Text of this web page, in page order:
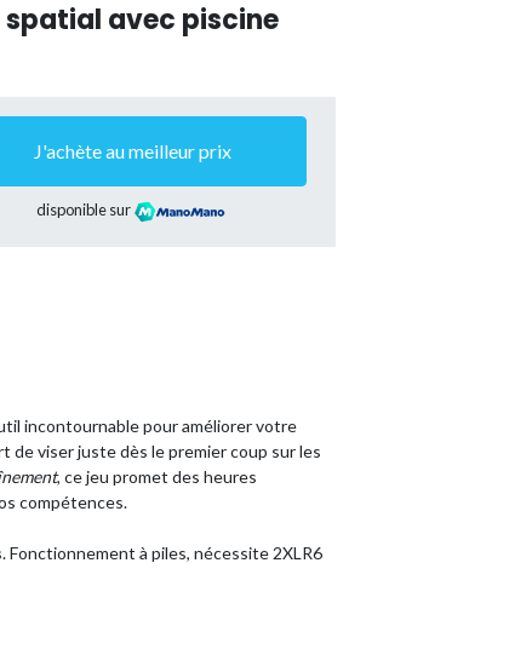
spatial avec piscine
J'achète au meilleur prix
disponible sur
incontournable pour améliorer votre
de viser juste dès le premier coup sur les
, ce jeu promet des heures
compétences.
. Fonctionnement à piles, nécessite 2XLR6